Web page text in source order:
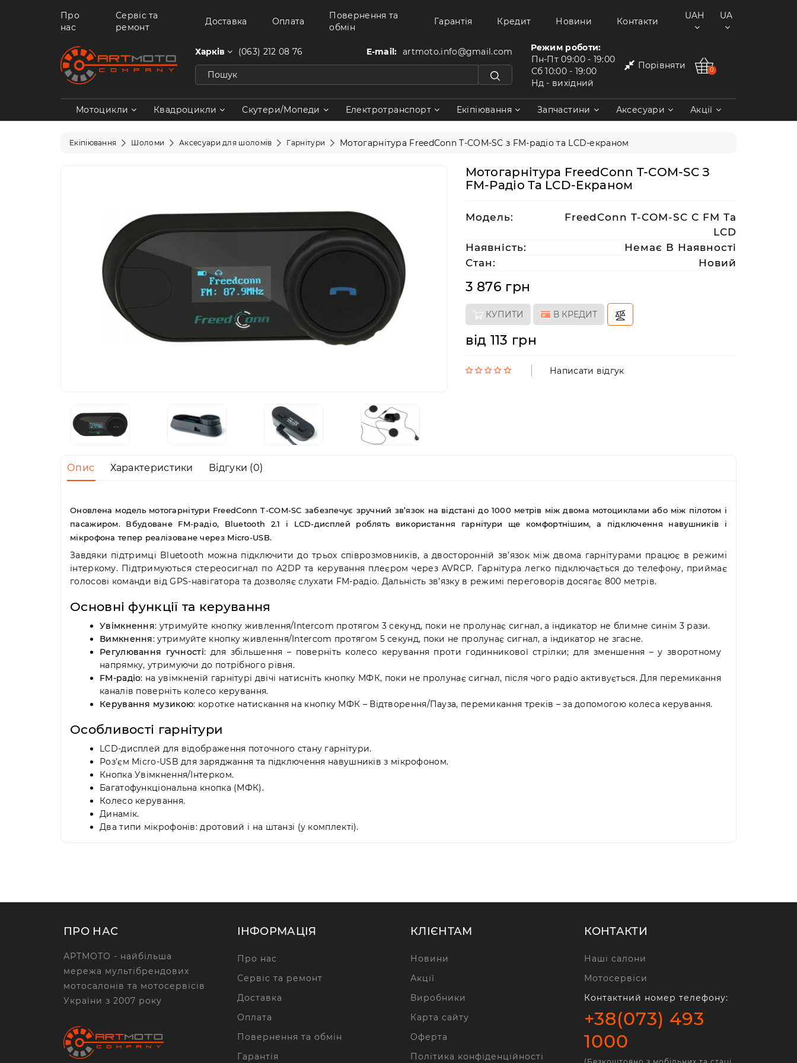
Про
нас
Сервіс та
ремонт
Доставка Оплата
Повернення та
обмін
Гарантія Кредит Новини Контакти
UAH UA
Харків (063) 212 08 76 E-mail: artmoto.info@gmail.com
Режим роботи:
Пн-Пт 09:00 - 19:00
Сб 10:00 - 19:00
Нд - вихідний
Порівняти 0
Мотоцикли Квадроцикли Скутери/Мопеди Електротранспорт Екіпіювання Запчастини Аксесуари Акції
Екіпіювання Шоломи Аксесуари для шоломів Гарнітури Мотогарнітура FreedConn T-COM-SC з FM-радіо та LCD-екраном
Мотогарнітура FreedConn T-COM-SC З
FM-Радіо Та LCD-Екраном
Модель:
FreedConn T-COM-SC С FM Та
LCD
Наявність:
Немає В Наявності
Стан:
Новий
3 876 грн
КУПИТИ В КРЕДИТ
від 113 грн
Написати відгук
Опис Характеристики Відгуки (0)
Оновлена модель мотогарнітури FreedConn T-COM-SC забезпечує зручний зв’язок на відстані до 1000 метрів між двома мотоциклами або між пілотом і
пасажиром. Вбудоване FM-радіо, Bluetooth 2.1 і LCD-дисплей роблять використання гарнітури ще комфортнішим, а підключення навушників і
мікрофона тепер реалізоване через Micro-USB.
Завдяки підтримці Bluetooth можна підключити до трьох співрозмовників, а двосторонній зв’язок між двома гарнітурами працює в режимі
інтеркому. Підтримуються стереосигнал по A2DP та керування плеєром через AVRCP. Гарнітура легко підключається до телефону, приймає
голосові команди від GPS-навігатора та дозволяє слухати FM-радіо. Дальність зв’язку в режимі переговорів досягає 800 метрів.
Основні функції та керування
Увімкнення: утримуйте кнопку живлення/Intercom протягом 3 секунд, поки не пролунає сигнал, а індикатор не блимне синім 3 рази.
Вимкнення: утримуйте кнопку живлення/Intercom протягом 5 секунд, поки не пролунає сигнал, а індикатор не згасне.
Регулювання гучності: для збільшення – поверніть колесо керування проти годинникової стрілки; для зменшення – у зворотному
напрямку, утримуючи до потрібного рівня.
FM-радіо: на увімкненій гарнітурі двічі натисніть кнопку МФК, поки не пролунає сигнал, після чого радіо активується. Для перемикання
каналів поверніть колесо керування.
Керування музикою: коротке натискання на кнопку МФК – Відтворення/Пауза, перемикання треків – за допомогою колеса керування.
Особливості гарнітури
LCD-дисплей для відображення поточного стану гарнітури.
Роз’єм Micro-USB для заряджання та підключення навушників з мікрофоном.
Кнопка Увімкнення/Інтерком.
Багатофункціональна кнопка (МФК).
Колесо керування.
Динамік.
Два типи мікрофонів: дротовий і на штанзі (у комплекті).
ПРО НАС
АРТМОТО - найбільша
мережа мультібрендових
мотосалонів та мотосервісів
України з 2007 року
ІНФОРМАЦІЯ
Про нас
Сервіс та ремонт
Доставка
Оплата
Повернення та обмін
Гарантія
КЛІЄНТАМ
Новини
Акції
Виробники
Карта сайту
Оферта
Політика конфіденційності
КОНТАКТИ
Наші салони
Мотосервіси
Контактний номер телефону:
+38(073) 493
1000